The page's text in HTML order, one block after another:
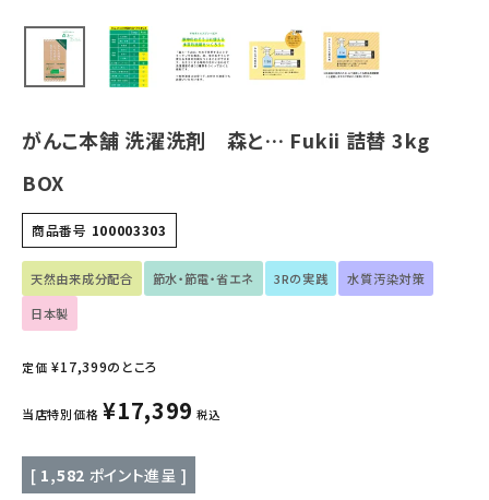
カテゴリーから探す
美容・コスメ・香水
衛生用品
日用品雑貨
フェムケア
インナー・下着・ナイトウェア
キッズ・ベビー・マタニティ
キッチン用品
フード・ドリンク
がんこ本舗 洗濯洗剤 森と… Fukii 詰替 3kg
BOX
商品番号 100003303
天然由来成分配合 節水・節電・省エネ 3Rの実践
水質汚染対策
日本製
定価 ¥17,399のところ
当店特別価格 ¥17,399 税込
[ 1,582 ポイント進呈 ]